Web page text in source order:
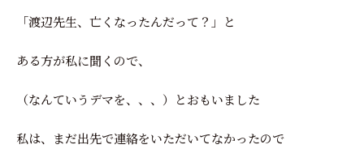
「渡辺先生、亡くなったんだって？」と
ある方が私に聞くので、
（なんていうデマを、、、）とおもいました
私は、まだ出先で連絡をいただいてなかったので